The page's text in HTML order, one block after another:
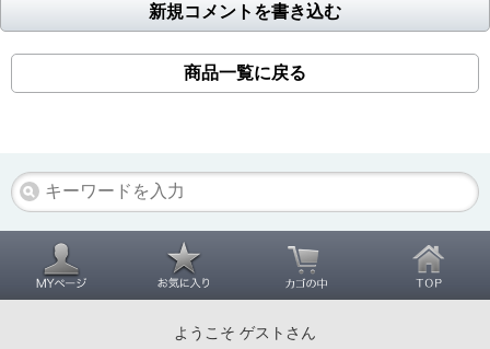
新規コメントを書き込む
商品一覧に戻る
ようこそ ゲストさん